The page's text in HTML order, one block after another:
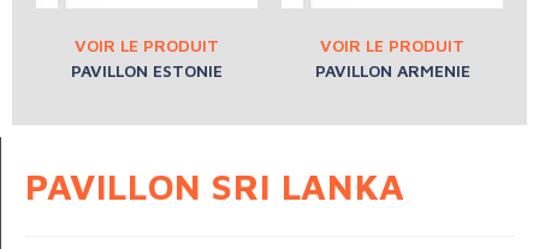
PAVILLON ESTONIE PAVILLON ARMENIE
PAVILLON SRI LANKA